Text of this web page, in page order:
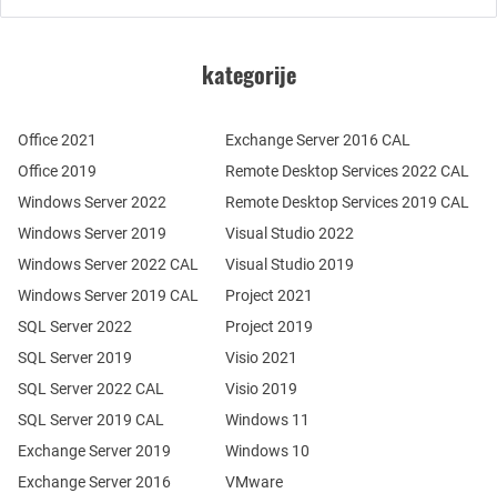
kategorije
Office 2021
Office 2019
Windows Server 2022
Windows Server 2019
Exchange Server 2019
Exchange Server 2016
SQL Server 2022
SQL Server 2019
Windows Server 2022 CAL
Windows Server 2019 CAL
SQL Server 2022 CAL
SQL Server 2019 CAL
Remote Desktop Services 2022 CAL
Remote Desktop Services 2019 CAL
Exchange Server 2016 CAL
Visual Studio 2022
Visual Studio 2019
Project 2021
Project 2019
Visio 2021
Visio 2019
Windows 11
Windows 10
VMware